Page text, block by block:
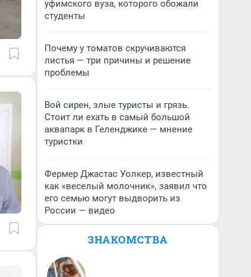
уфимского вуза, которого обожали
студенты
Почему у томатов скручиваются
листья — три причины и решение
проблемы
Вой сирен, злые туристы и грязь.
Стоит ли ехать в самый большой
аквапарк в Геленджике — мнение
туристки
Фермер Джастас Уолкер, известный
как «веселый молочник», заявил что
его семью могут выдворить из
России — видео
ЗНАКОМСТВА